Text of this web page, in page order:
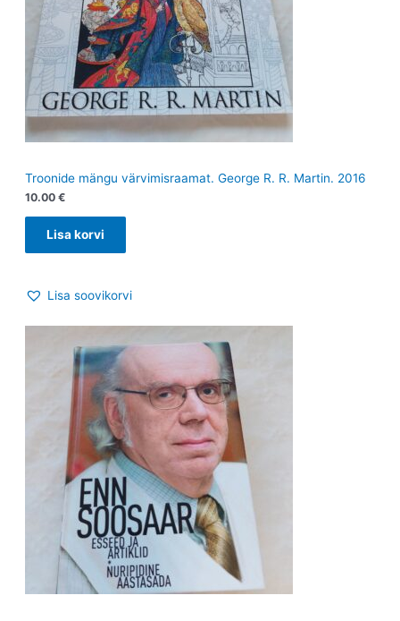
Troonide mängu värvimisraamat. George R. R. Martin. 2016
10.00 €
Lisa korvi
Lisa soovikorvi